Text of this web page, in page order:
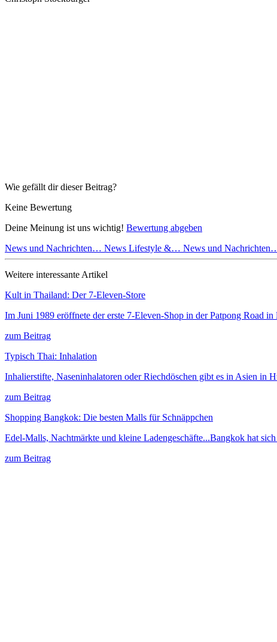
Wie gefällt dir dieser Beitrag?
Keine Bewertung
Deine Meinung ist uns wichtig! Bewertung abgeben
News und Nachrichten… News Lifestyle &… News und
Weitere interessante Artikel
Kult in Thailand: Der 7-Eleven-Store
Im Juni 1989 eröffnete der erste 7-Eleven-Shop in der Patpong Road
zum Beitrag
Typisch Thai: Inhalation
Inhalierstifte, Naseninhalatoren oder Riechdöschen gibt es in Asien in
zum Beitrag
Shopping Bangkok: Die besten Malls für Schnäppchen
Edel-Malls, Nachtmärkte und kleine Ladengeschäfte...Bangkok hat
zum Beitrag